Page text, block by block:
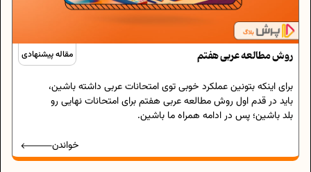
مقاله پیشنهادی روش مطالعه عربی هفتم
برای اینکه بتونین عملکرد خوبی توی امتحانات عربی داشته باشین،
باید در قدم اول روش مطالعه عربی هفتم برای امتحانات نهایی رو
بلد باشین؛ پس در ادامه همراه ما باشین.
خواندن